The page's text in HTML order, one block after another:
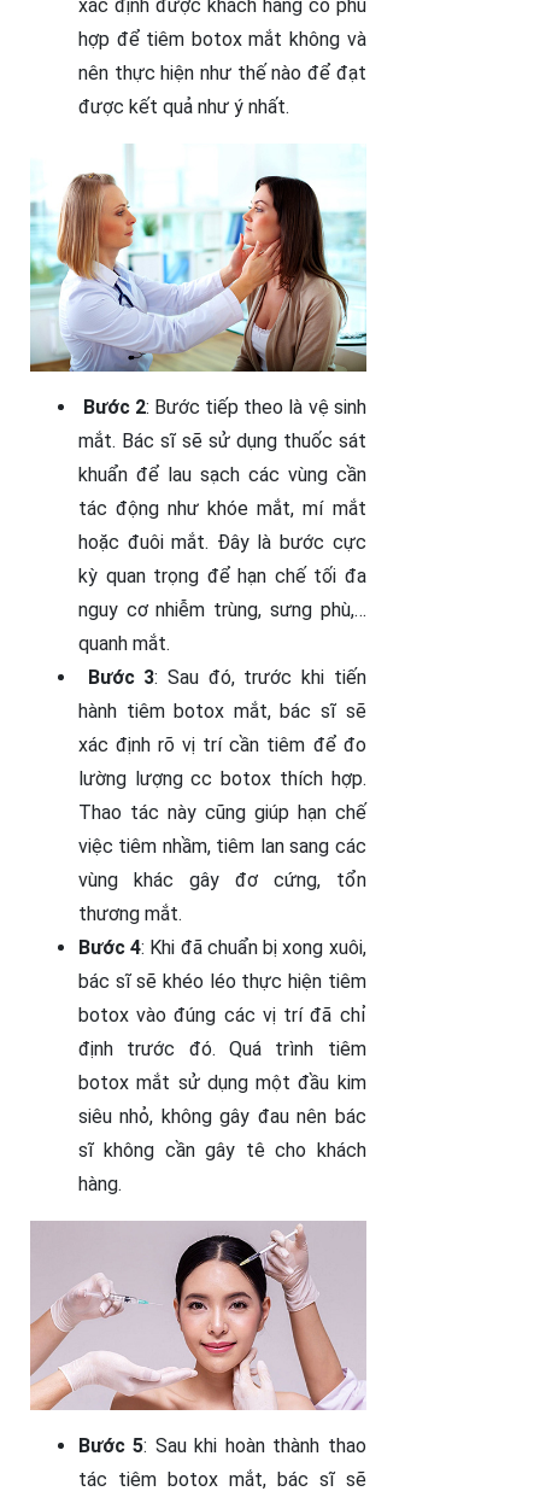
xác định được khách hàng có phù
hợp để tiêm botox mắt không và
nên thực hiện như thế nào để đạt
được kết quả như ý nhất.
Bước 2: Bước tiếp theo là vệ sinh
mắt. Bác sĩ sẽ sử dụng thuốc sát
khuẩn để lau sạch các vùng cần
tác động như khóe mắt, mí mắt
hoặc đuôi mắt. Đây là bước cực
kỳ quan trọng để hạn chế tối đa
nguy cơ nhiễm trùng, sưng phù,…
quanh mắt.
Bước 3: Sau đó, trước khi tiến
hành tiêm botox mắt, bác sĩ sẽ
xác định rõ vị trí cần tiêm để đo
lường lượng cc botox thích hợp.
Thao tác này cũng giúp hạn chế
việc tiêm nhầm, tiêm lan sang các
vùng khác gây đơ cứng, tổn
thương mắt.
Bước 4: Khi đã chuẩn bị xong xuôi,
bác sĩ sẽ khéo léo thực hiện tiêm
botox vào đúng các vị trí đã chỉ
định trước đó. Quá trình tiêm
botox mắt sử dụng một đầu kim
siêu nhỏ, không gây đau nên bác
sĩ không cần gây tê cho khách
hàng.
Bước 5: Sau khi hoàn thành thao
tác tiêm botox mắt, bác sĩ sẽ